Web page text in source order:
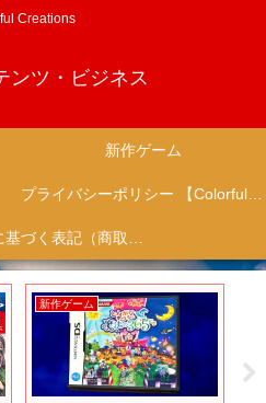
Creations
ンツ・ビジネス
新作ゲーム
プライバシーポリシー 【Colorful Creation】
特定商取引法に基づく表記（商取引に関する開示）
新作ゲーム